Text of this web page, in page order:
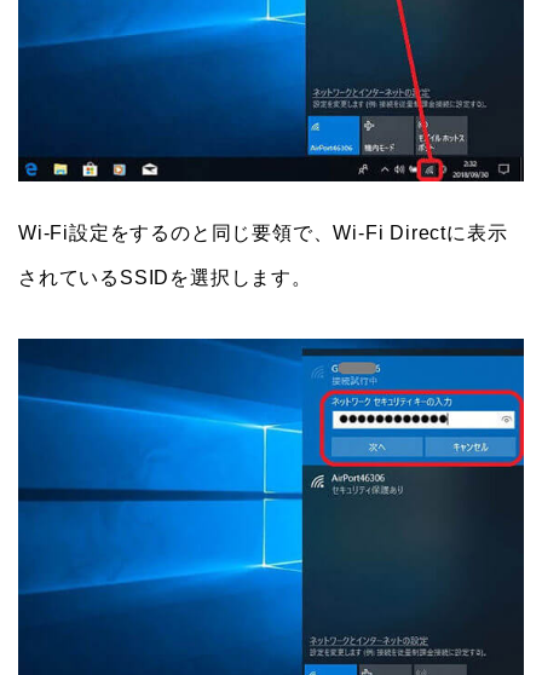
Wi-Fi設定をするのと同じ要領で、Wi-Fi Directに表示
されているSSIDを選択します。